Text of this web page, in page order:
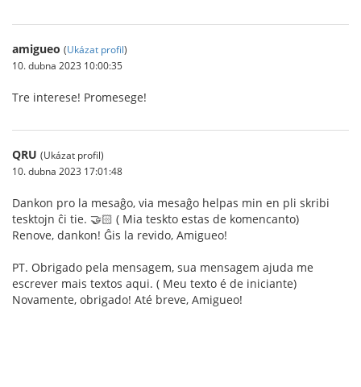
amigueo (Ukázat profil)
10. dubna 2023 10:00:35
Tre interese! Promesege!
QRU (Ukázat profil)
10. dubna 2023 17:01:48
Dankon pro la mesaĝo, via mesaĝo helpas min en pli skribi
tesktojn ĉi tie. 🤝🏻 ( Mia teskto estas de komencanto)
Renove, dankon! Ĝis la revido, Amigueo!
PT. Obrigado pela mensagem, sua mensagem ajuda me
escrever mais textos aqui. ( Meu texto é de iniciante)
Novamente, obrigado! Até breve, Amigueo!